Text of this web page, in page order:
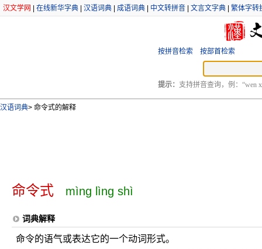
汉文学网 在线新华字典 汉语词典 成语词典 中文转拼音 文言文字典 繁体字转
按拼音检索 按部首检索
提示： 支持拼音查询，例：“wen
汉语词典> 命令式的解释
命令式 mìng lìng shì
词典解释
命令的语气或表达它的一个动词形式。